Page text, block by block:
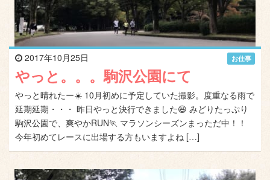
2017年10月25日 お仕事
やっと。。。駒沢公園にて
やっと晴れたー☀️ 10月初めに予定していた撮影。度重なる雨で
延期延期・・・ 昨日やっと決行できました😆 みどりたっぷり
駒沢公園で、爽やかRUN🏃 マラソンシーズンまっただ中！！
今年初めてレースに出場する方もいますよね […]